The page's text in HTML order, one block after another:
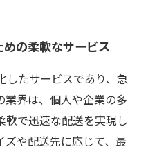
の柔軟なサービス
したサービスであり、急
業界は、個人や企業の多
軟で迅速な配送を実現し
ズや配送先に応じて、最